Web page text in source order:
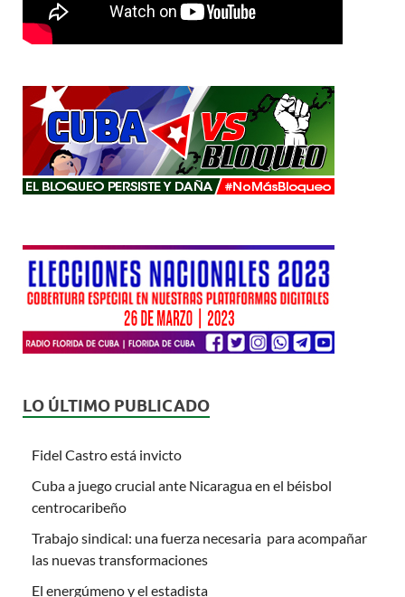
LO ÚLTIMO PUBLICADO
Fidel Castro está invicto
Cuba a juego crucial ante Nicaragua en el béisbol
centrocaribeño
Trabajo sindical: una fuerza necesaria para acompañar
las nuevas transformaciones
El energúmeno y el estadista